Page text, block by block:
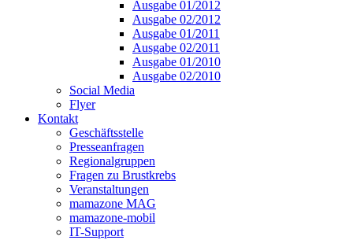
Ausgabe 01/2012
Ausgabe 02/2012
Ausgabe 01/2011
Ausgabe 02/2011
Ausgabe 01/2010
Ausgabe 02/2010
Social Media
Flyer
Kontakt
Geschäftsstelle
Presseanfragen
Regionalgruppen
Fragen zu Brustkrebs
Veranstaltungen
mamazone MAG
mamazone-mobil
IT-Support